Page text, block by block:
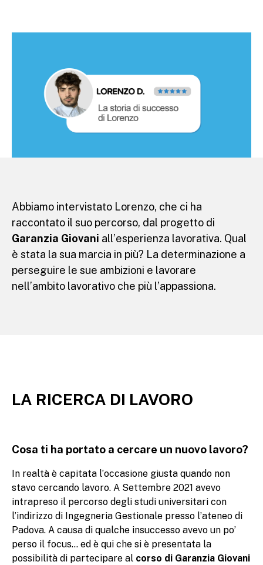
Abbiamo intervistato Lorenzo, che ci ha
raccontato il suo percorso, dal progetto di
Garanzia Giovani all’esperienza lavorativa. Qual
è stata la sua marcia in più? La determinazione a
perseguire le sue ambizioni e lavorare
nell’ambito lavorativo che più l’appassiona.
LA RICERCA DI LAVORO
Cosa ti ha portato a cercare un nuovo lavoro?
In realtà è capitata l’occasione giusta quando non
stavo cercando lavoro. A Settembre 2021 avevo
intrapreso il percorso degli studi universitari con
l’indirizzo di Ingegneria Gestionale presso l’ateneo di
Padova. A causa di qualche insuccesso avevo un po’
perso il focus… ed è qui che si è presentata la
possibilità di partecipare al corso di Garanzia Giovani